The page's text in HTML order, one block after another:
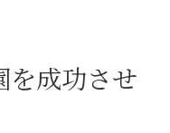
を成功させ